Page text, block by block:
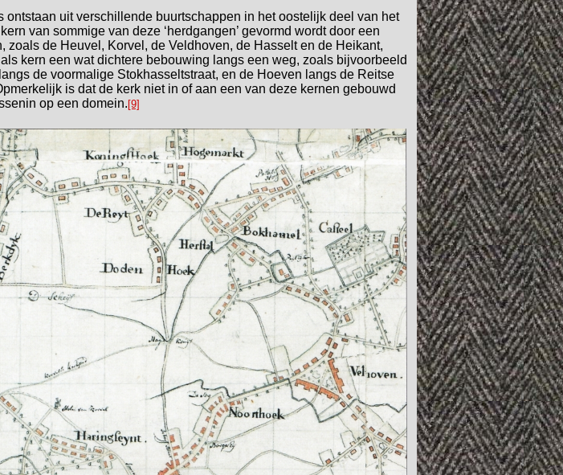
ontstaan uit verschillende buurtschappen in het oostelijk deel van het
van sommige van deze ‘herdgangen’ gevormd wordt door een
zoals de Heuvel, Korvel, de Veldhoven, de Hasselt en de Heikant,
kern een wat dichtere bebouwing langs een weg, zoals bijvoorbeeld
de voormalige Stokhasseltstraat, en de Hoeven langs de Reitse
is dat de kerk niet in of aan een van deze kernen gebouwd
op een domein. [9]